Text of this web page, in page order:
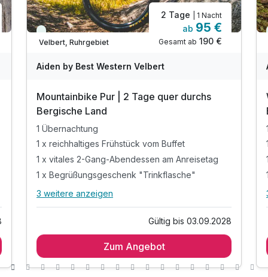
Immer verfügbar
Velbert, Ruhrgebiet
2 Tage | 1 Nacht
ab 95 €
Gesamt ab 190 €
Aiden by Best Western Velbert
Mountainbike Pur | 2 Tage quer durchs
Bergische Land
1 Übernachtung
1 x reichhaltiges Frühstück vom Buffet
1 x vitales 2-Gang-Abendessen am Anreisetag
1 x Begrüßungsgeschenk "Trinkflasche"
Alle Inklusivleistungen
1 x reichhaltiges Frühstück vom Buffet
1 x vitales 2-Gang-Abendessen am Anreisetag
3 weitere anzeigen
Gültig bis 03.09.2028
Zum Angebot